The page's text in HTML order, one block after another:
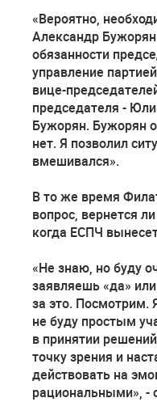
«Вероятно,
Александр
обязанности
управление
вице-
председателя -
Бужорян. Бужорян
нет. Я позволил
вмешивался».
В то же время
вопрос, вернется
когда ЕСПЧ
«Не знаю, но буду
заявляешь «да»
за это.
не буду простым
в принятии
точку зрения и
действовать на
рациональными», -